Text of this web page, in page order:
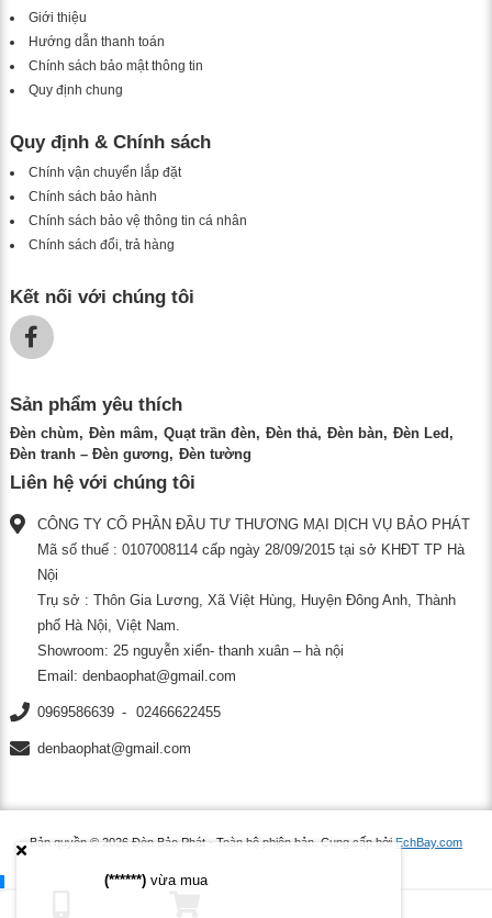
Giới thiệu
Hướng dẫn thanh toán
Chính sách bảo mật thông tin
Quy định chung
Quy định & Chính sách
Chính vận chuyển lắp đặt
Chính sách bảo hành
Chính sách bảo vệ thông tin cá nhân
Chính sách đổi, trả hàng
Kết nối với chúng tôi
Sản phẩm yêu thích
Đèn chùm Đèn mâm Quạt trần đèn Đèn thả Đèn bàn
Đèn Led
Đèn tranh – Đèn gương
Đèn tường
Liên hệ với chúng tôi
CÔNG TY CỔ PHẦN ĐẦU TƯ THƯƠNG MẠI DỊCH VỤ BẢO PHÁT
Mã số thuế : 0107008114 cấp ngày 28/09/2015 tại sở KHĐT TP Hà
Nội
Trụ sở : Thôn Gia Lương, Xã Việt Hùng, Huyện Đông Anh, Thành
phố Hà Nội, Việt Nam.
Showroom: 25 nguyễn xiển- thanh xuân – hà nội
Email: denbaophat@gmail.com
0969586639 02466622455
denbaophat@gmail.com
Bản quyền © 2026 Đèn Bảo Phát - Toàn bộ phiên bản. Cung cấp bởi EchBay.com
.
(******) vừa mua